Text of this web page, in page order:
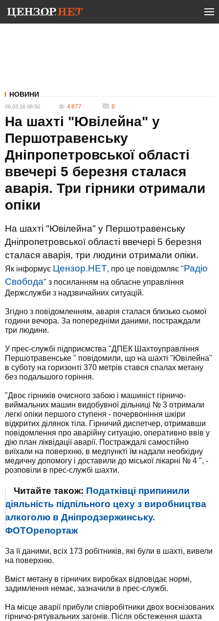
НОВИНИ
06.03.16 08:50 4 877 8
На шахті "Ювілейна" у
Першотравенську
Дніпропетровської області
ввечері 5 березня сталася
аварія. Три гірники отримали
опіки
На шахті "Ювілейна" у Першотравенську
Дніпропетровської області ввечері 5 березня
сталася аварія, три людини отримали опіки.
Як інформує Цензор.НЕТ, про це повідомляє "Радіо
Свобода" з посиланням на обласне управління
Держслужби з надзвичайних ситуацій.
Згідно з повідомленням, аварія сталася близько сьомої
години вечора. За попередніми даними, постраждали
три людини.
У прес-службі підприємства "ДПЕК Шахтоуправління
Першотравенське " повідомили, що на шахті "Ювілейна"
в суботу на горизонті 370 метрів стався спалах метану
без подальшого горіння.
"Двоє гірників очисного забою і машиніст гірничо-
виймальних машин видобувної дільниці № 3 отримали
легкі опіки першого ступеня - почервоніння шкіри
відкритих ділянок тіла. Гірничий диспетчер, отримавши
повідомлення про аварійну ситуацію, оперативно ввів у
дію план ліквідації аварії. Постраждалі самостійно
виїхали на поверхню, в медпункті їм надали необхідну
медичну допомогу і доставили до міської лікарні № 4 ", -
розповіли в прес-службі шахти.
Читайте також: Податківці припинили
діяльність підпільного цеху з виробництва
алкоголю в Дніпродзержинську.
ФОТОрепортаж
За її даними, всіх 173 робітників, які були в шахті, вивели
на поверхню.
Вміст метану в гірничих виробках відповідає нормі,
задимлення немає, зазначили в прес-службі.
На місце аварії прибули співробітники двох воєнізованих
гірничо-рятувальних загонів. Після обстеження шахта